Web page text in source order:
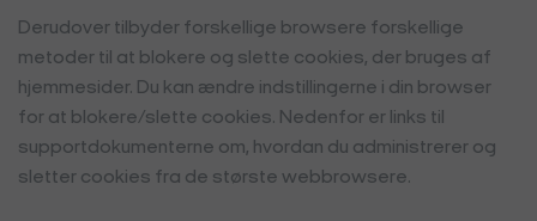
Derudover tilbyder forskellige browsere forskellige
metoder til at blokere og slette cookies, der bruges af
hjemmesider. Du kan ændre indstillingerne i din browser
for at blokere/slette cookies. Nedenfor er links til
supportdokumenterne om, hvordan du administrerer og
sletter cookies fra de største webbrowsere.